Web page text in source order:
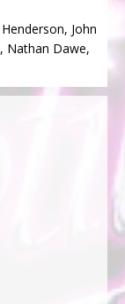
John
Nathan Dawe,